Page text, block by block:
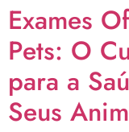
Exames
Pets: O
para a
Seus